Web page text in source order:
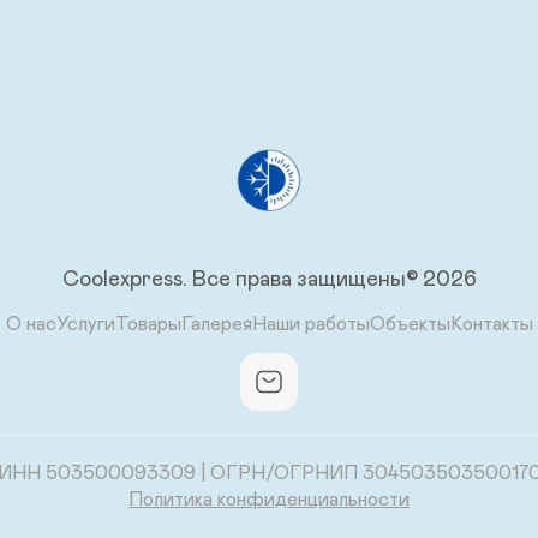
Сoolexpress. Все права защищены© 2026
О насУслугиТовары Галерея Наши работыОбъекты Контакты
503500093309 | ОГРН/ОГРНИП
Политика конфиденциальности